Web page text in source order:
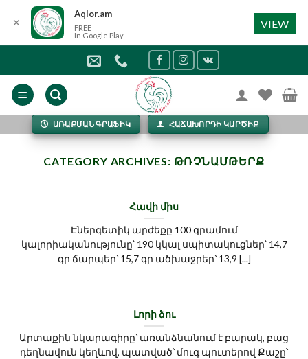
content
ԱՌԱՔՄԱՆ ԳՐԱՖԻԿ ՀԱՃԱԽՈՐԴԻ ԿԱՐԾԻՔ
CATEGORY ARCHIVES: ԹՌՉՆԱՄԹԵՐՔ
Հավի միս
Էներգետիկ արժեքը 100 գրամում
կալորիականությունը՝ 190 կկալ սպիտակուցներ՝ 14,7
գր ճարպեր՝ 15,7 գր ածխաջրեր՝ 13,9 [...]
Լորի ձու
Արտաքին նկարագիրը՝ առանձնանում է բարակ, բաց
դեղնավուն կեղևով, պատված՝ մուգ պուտերով Քաշը՝
✕
Aqlor.am
FREE
In Google Play
VIEW